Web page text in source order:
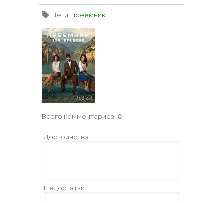
Теги: преемник
Всего комментариев: 0
Достоинства:
Недостатки: